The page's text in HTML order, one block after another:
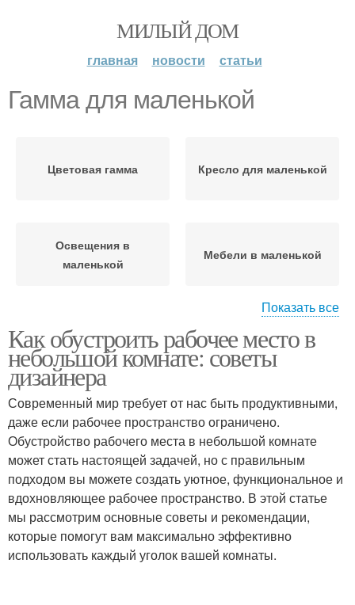
МИЛЫЙ ДОМ
главная новости статьи
Гамма для маленькой
Цветовая гамма Кресло для маленькой
Освещения в
маленькой
Мебели в маленькой
Пространство в
маленькой
маленькой
Мебели для маленькой
Показать все
Как обустроить рабочее место в
небольшой комнате: советы
дизайнера
Современный мир требует от нас быть продуктивными,
даже если рабочее пространство ограничено.
Обустройство рабочего места в небольшой комнате
может стать настоящей задачей, но с правильным
подходом вы можете создать уютное, функциональное и
вдохновляющее рабочее пространство. В этой статье
мы рассмотрим основные советы и рекомендации,
которые помогут вам максимально эффективно
использовать каждый уголок вашей комнаты.